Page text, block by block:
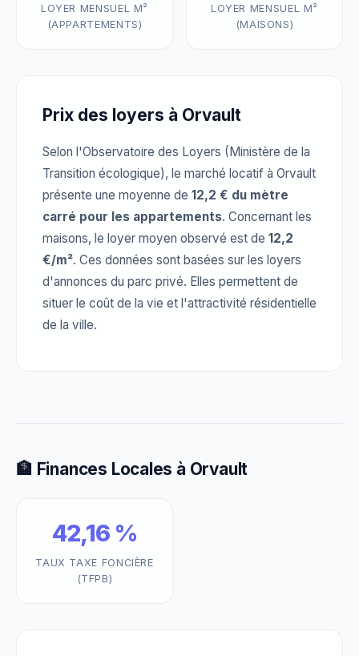
LOYER MENSUEL M²
(APPARTEMENTS)
LOYER MENSUEL M²
(MAISONS)
Prix des loyers à Orvault
Selon l'Observatoire des Loyers (Ministère de la
Transition écologique), le marché locatif à Orvault
présente une moyenne de 12,2 € du mètre
carré pour les appartements. Concernant les
maisons, le loyer moyen observé est de 12,2
€/m². Ces données sont basées sur les loyers
d'annonces du parc privé. Elles permettent de
situer le coût de la vie et l'attractivité résidentielle
de la ville.
🏦 Finances Locales à Orvault
42,16 %
TAUX TAXE FONCIÈRE
(TFPB)